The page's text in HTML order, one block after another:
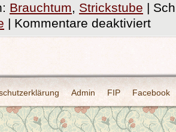
Brauchtum, Strickstube |
| Kommentare deaktiviert
Admin FIP Facebook